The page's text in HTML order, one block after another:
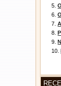
5.
6.
7.
8.
9.
10.